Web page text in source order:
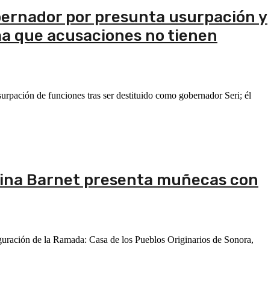
por presunta usurpación y
que acusaciones no tienen
de funciones tras ser destituido como gobernador Seri; él
Barnet presenta muñecas con
de la Ramada: Casa de los Pueblos Originarios de Sonora,